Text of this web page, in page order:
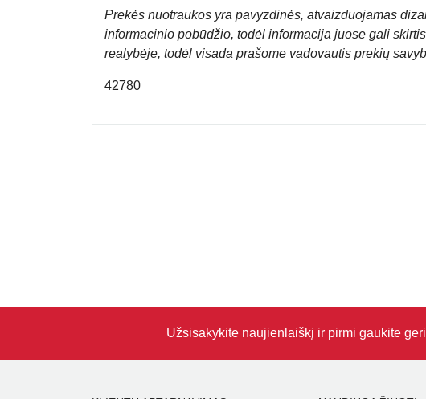
Prekės nuotraukos yra pavyzdinės, atvaizduojamas
informacinio pobūdžio, todėl informacija juose gali
realybėje, todėl visada prašome vadovautis prekių
42780
Užsisakykite naujienlaiškį ir pirmi gaukite